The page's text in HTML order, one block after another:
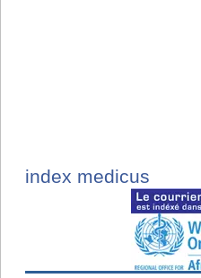
index medicus